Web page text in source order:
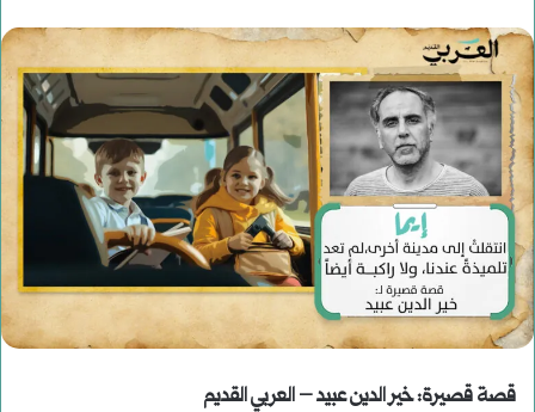
قصة قصيرة: خير الدين عبيد – العربي القديم